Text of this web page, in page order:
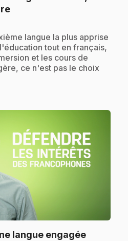
.
langue la plus apprise
tout en français,
et les cours de
ce n'est pas le choix
langue engagée.